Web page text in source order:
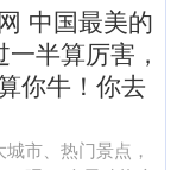
中国最美的
半算厉害，
你牛！你去
市、热门景点，